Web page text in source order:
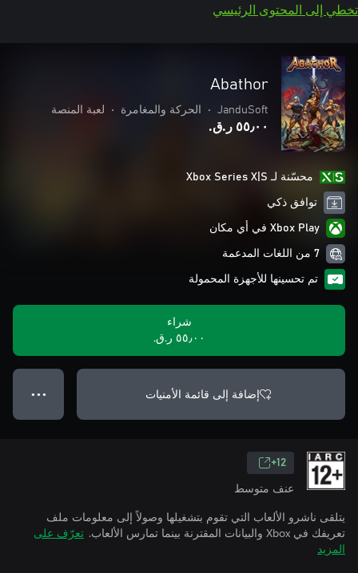
تخطي إلى المحتوى الرئيسي
Abathor
JanduSoft
• الحركة والمغامرة • لعبة المنصة
٥٥٫٠٠ ر.ق.‏
محسّنة لـ Xbox Series X|S
توافق ذكي
Xbox Play في أي مكان
7 من اللغات المدعمة
تم تحسينها للأجهزة المحمولة
شراء
٥٥٫٠٠ ر.ق.‏
إضافة إلى قائمة الأمنيات ● ● ●
12+
عنف متوسط
يتلقى ناشرو الألعاب التي تقوم بتشغيلها وصولاً إلى معلومات ملف
تعريفك في Xbox والبيانات المقترنة بينما تمارس الألعاب.
تعرّف على
المزيد